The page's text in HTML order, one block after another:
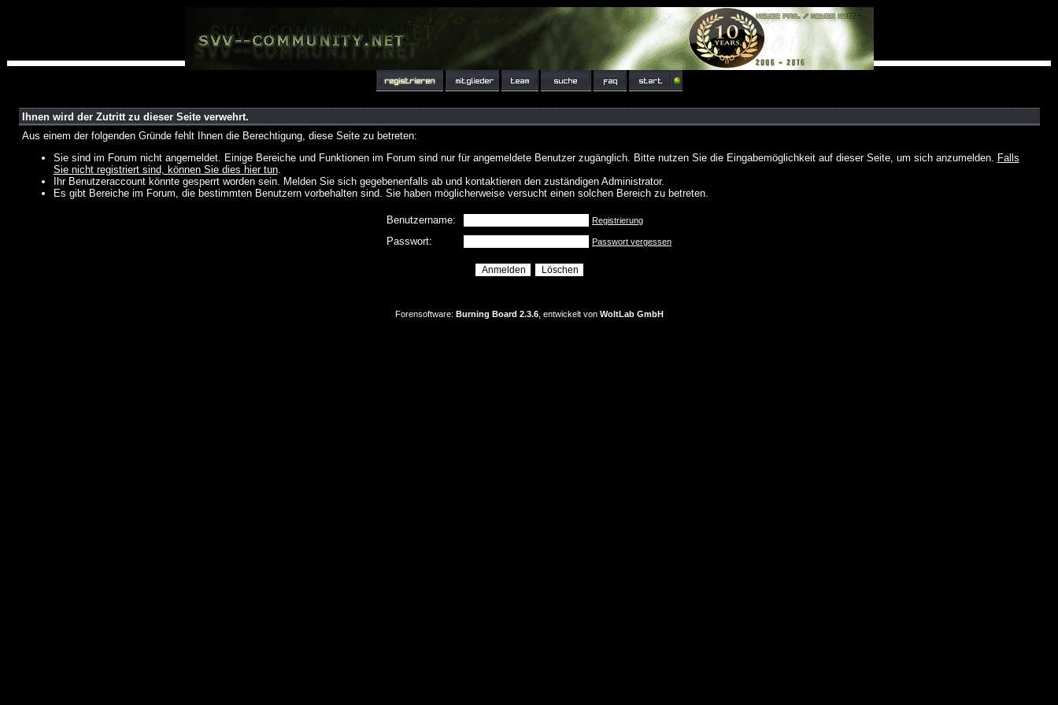
Ihnen wird der Zutritt zu dieser Seite verwehrt.
Aus einem der folgenden Gründe fehlt Ihnen die Berechtigung, diese Seite zu betreten:
Sie sind im Forum nicht angemeldet. Einige Bereiche und Funktionen im Forum sind nur für angemeldete Benutzer zugänglich. Bitte nutzen Sie die Eingabemöglichkeit auf dieser Seite, um sich anzumelden. Falls
Sie nicht registriert sind, können Sie dies hier tun.
Ihr Benutzeraccount könnte gesperrt worden sein. Melden Sie sich gegebenenfalls ab und kontaktieren den zuständigen Administrator.
Es gibt Bereiche im Forum, die bestimmten Benutzern vorbehalten sind. Sie haben möglicherweise versucht einen solchen Bereich zu betreten.
Benutzername: Registrierung
Passwort: Passwort vergessen
Forensoftware: Burning Board 2.3.6, entwickelt von WoltLab GmbH